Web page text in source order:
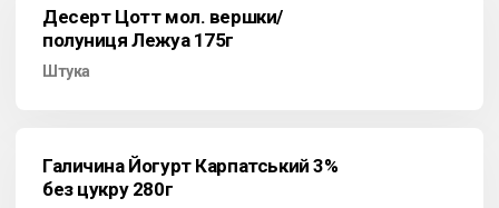
Десерт Цотт мол. вершки/
полуниця Лежуа 175г
Штука
Галичина Йогурт Карпатський 3%
без цукру 280г